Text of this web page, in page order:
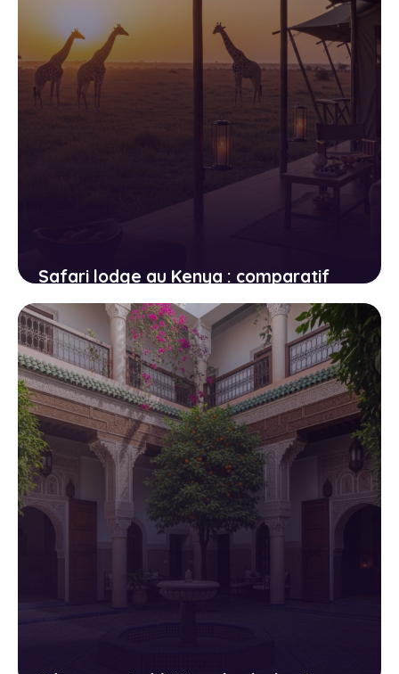
Safari lodge au Kenya : comparatif
des hébergements du Masai Mara
23 avril 2026